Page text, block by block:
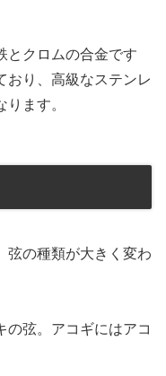
とクロムの合金です
おり、高級なステンレ
ます。
弦の種類が大きく変わ
の弦。アコギにはアコ